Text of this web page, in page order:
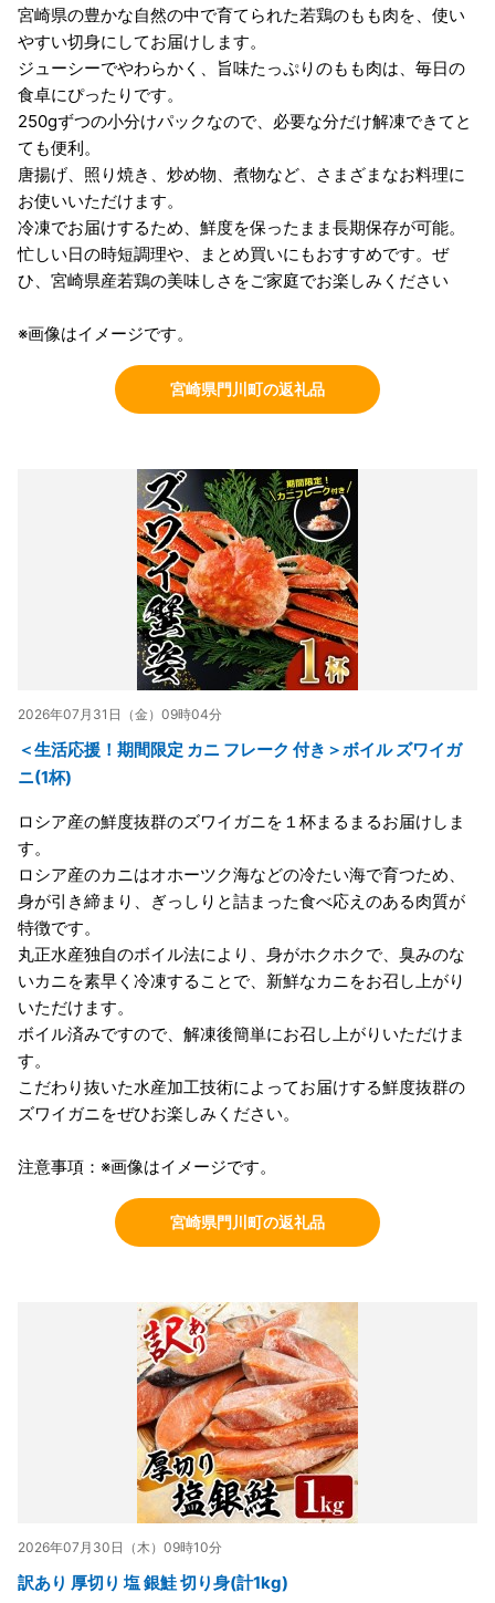
宮崎県の豊かな自然の中で育てられた若鶏のもも肉を、使い
やすい切身にしてお届けします。
ジューシーでやわらかく、旨味たっぷりのもも肉は、毎日の
食卓にぴったりです。
250gずつの小分けパックなので、必要な分だけ解凍できてと
ても便利。
唐揚げ、照り焼き、炒め物、煮物など、さまざまなお料理に
お使いいただけます。
冷凍でお届けするため、鮮度を保ったまま長期保存が可能。
忙しい日の時短調理や、まとめ買いにもおすすめです。ぜ
ひ、宮崎県産若鶏の美味しさをご家庭でお楽しみください
※画像はイメージです。
宮崎県門川町の返礼品
2026年07月31日（金）09時04分
＜生活応援！期間限定 カニ フレーク 付き＞ボイル ズワイガ
ニ(1杯)
ロシア産の鮮度抜群のズワイガニを１杯まるまるお届けしま
す。
ロシア産のカニはオホーツク海などの冷たい海で育つため、
身が引き締まり、ぎっしりと詰まった食べ応えのある肉質が
特徴です。
丸正水産独自のボイル法により、身がホクホクで、臭みのな
いカニを素早く冷凍することで、新鮮なカニをお召し上がり
いただけます。
ボイル済みですので、解凍後簡単にお召し上がりいただけま
す。
こだわり抜いた水産加工技術によってお届けする鮮度抜群の
ズワイガニをぜひお楽しみください。
注意事項：※画像はイメージです。
宮崎県門川町の返礼品
2026年07月30日（木）09時10分
訳あり 厚切り 塩 銀鮭 切り身(計1kg)